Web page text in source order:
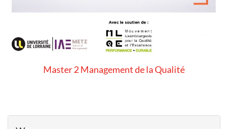
Master 2 Management de la Qualité